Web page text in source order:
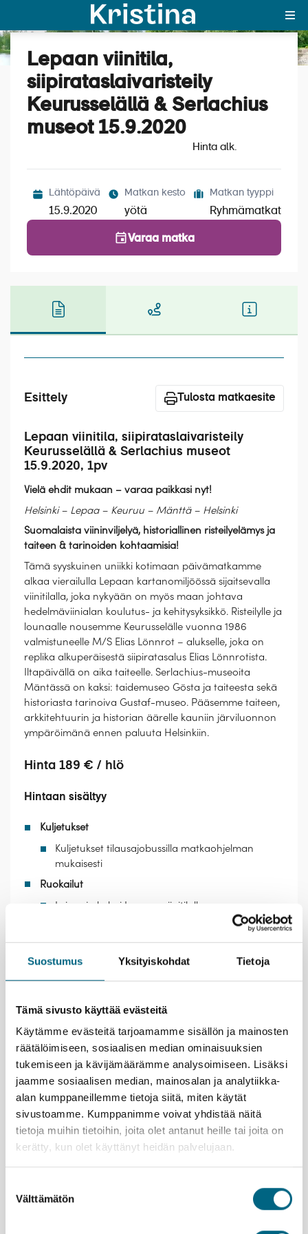
Suostumus Yksityiskohdat Tietoja
Tämä sivusto käyttää evästeitä
Käytämme evästeitä tarjoamamme sisällön ja mainosten
räätälöimiseen, sosiaalisen median ominaisuuksien
tukemiseen ja kävijämäärämme analysoimiseen. Lisäksi
jaamme sosiaalisen median, mainosalan ja analytiikka-
alan kumppaneillemme tietoja siitä, miten käytät
sivustoamme. Kumppanimme voivat yhdistää näitä
tietoja muihin tietoihin, joita olet antanut heille tai joita on
kerätty, kun olet käyttänyt heidän palvelujaan.
valinta
Välttämätön
MAJAKKA-portaali
Yksin matkalle?
OTA YHTEYTTÄ
Kohteet
Matkatyypit
Matkakalenteri
Katso kuvat (2)
Lepaan viinitila,
siipirataslaivaristeily
Keurusselällä & Serlachius
museot 15.9.2020
Hinta alk.
Lähtöpäivä
15.9.2020
Matkan kesto
yötä
Matkan tyyppi
Ryhmämatkat
Varaa matka
Esittely Tulosta matkaesite
Lepaan viinitila, siipirataslaivaristeily
Keurusselällä & Serlachius museot
15.9.2020, 1pv
Vielä ehdit mukaan – varaa paikkasi nyt!
Helsinki – Lepaa – Keuruu – Mänttä – Helsinki
Suomalaista viininviljelyä, historiallinen risteilyelämys ja
taiteen & tarinoiden kohtaamisia!
Tämä syyskuinen uniikki kotimaan päivämatkamme
alkaa vierailulla Lepaan kartanomiljöössä sijaitsevalla
viinitilalla, joka nykyään on myös maan johtava
hedelmäviinialan koulutus- ja kehitysyksikkö. Risteilylle ja
lounaalle nousemme Keurusselälle vuonna 1986
valmistuneelle M/S Elias Lönnrot – alukselle, joka on
replika alkuperäisestä siipiratasalus Elias Lönnrotista.
Iltapäivällä on aika taiteelle. Serlachius-museoita
Mäntässä on kaksi: taidemuseo Gösta ja taiteesta sekä
historiasta tarinoiva Gustaf-museo. Pääsemme taiteen,
arkkitehtuurin ja historian äärelle kauniin järviluonnon
ympäröimänä ennen paluuta Helsinkiin.
Hinta 189 € / hlö
Hintaan sisältyy
Kuljetukset
Kuljetukset tilausajobussilla matkaohjelman
mukaisesti
Ruokailut
Leivos ja kahvi Lepaan viinitilalla
Lounas ja iltapäiväkahvi siipirataslaiva Elias
Retket ja sisäänpääsymaksut
2 h risteily Keurusselällä siipirataslaiva Elias
Opastettu kierros ja sisäänpääsy Serlachius
museoissa (Gösta ja Gustaf)
Kristina®-matkanjohtajan palvelut:
Mukana koko matkan ajan Helsingistä lähtien
Vastaa käytännön matkajärjestelyistä
Matkanjohtaja on Kristina Cruisesin edustaja
matkalla